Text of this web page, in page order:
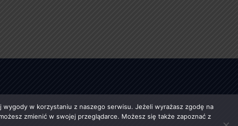
w korzystaniu z naszego serwisu. Jeżeli wyrażasz zgodę na
zmienić w swojej przeglądarce. Możesz się także zapoznać z